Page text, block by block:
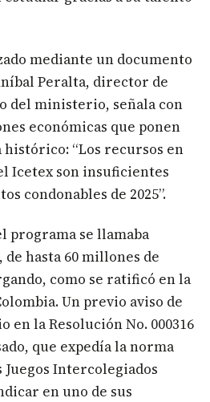
mediante un documento
Peralta, director de
del ministerio, señala con
económicas que ponen
“Los recursos en
Icetex son insuficientes
condonables de 2025”.
programa se llamaba
de hasta 60 millones de
como se ratificó en la
Un previo aviso de
en la Resolución No. 000316
que expedía la norma
Intercolegiados
en uno de sus